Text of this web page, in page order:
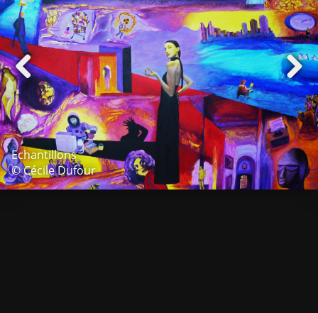
Echantillons
© Cécile Dufour